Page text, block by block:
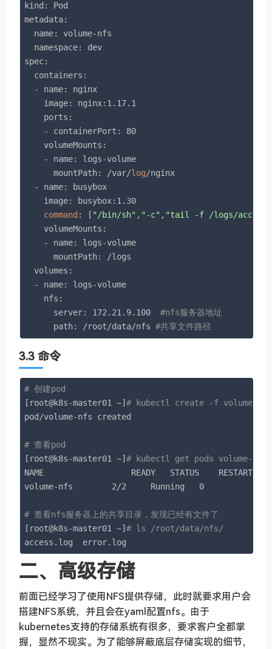
kind: Pod
metadata:
  name: volume-nfs
  namespace: dev
spec:
  containers:
  - name: nginx
    image: nginx:1.17.1
    ports:
    - containerPort: 80
    volumeMounts:
    - name: logs-volume
      mountPath: /var/
log/nginx
  - name: busybox
    image: busybox:1.30
command : [ "/bin/sh" , "-c" , "tail -f /logs/
    volumeMounts:
    - name: logs-volume
      mountPath: /logs
  volumes:
  - name: logs-volume
    nfs:
      server: 172.21.9.100
#nfs服务器地址
      path: /root/data/nfs
#共享文件路径
3.3 命令
# 创建pod
[root@k8s-master01 ~]# kubectl create -f volume-
pod/volume-nfs created
# 查看pod
[root@k8s-master01 ~]# kubectl get pods volume-nfs
NAME                  READY   STATUS    RESTARTS
volume-nfs        2/2     Running   0          2m9s
# 查看nfs服务器上的共享目录，发现已经有文件了
[root@k8s-master01 ~]# ls /root/data/nfs/
access.log  error.log
二、高级存储
前面已经学习了使用NFS提供存储，此时就要求用户会
搭建NFS系统，并且会在yaml配置nfs。由于
kubernetes支持的存储系统有很多，要求客户全都掌
握，显然不现实。为了能够屏蔽底层存储实现的细节，